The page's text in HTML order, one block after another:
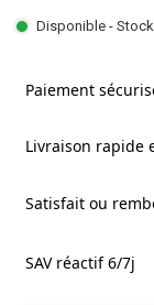
Disponible -
Paiement
Livraison rapide
Satisfait ou
SAV réactif 6/7j